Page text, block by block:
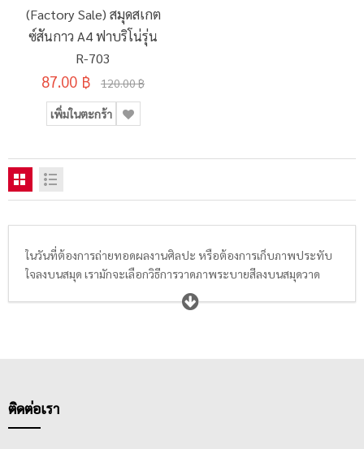
(Factory Sale) สมุดสเกต
ซ์สันกาว A4 ฟาบริโน่รุ่น
R-703
87.00 ฿ 120.00 ฿
เพิ่มในตะกร้า
ในวันที่ต้องการถ่ายทอดผลงานศิลปะ หรือต้องการเก็บภาพประทับ
ใจลงบนสมุด เรามักจะเลือกวิธีการวาดภาพระบายสีลงบนสมุดวาด
ภาพ สมุดระบายสี สมุดฝึกหัดวาดภาพระบายสี สมุดสเก็ตช์ สมุดฉีด
วาดภาพ หรือสมุดไดอารี่ประจำตัว ที่ปัจจุบันมีให้เลือกซื้อหลาก
ในการรองรับน้ำไม่เท่ากัน เช่น กระดาษที่เหมาะกับระบายสีน้ำ,
ติดต่อเรา